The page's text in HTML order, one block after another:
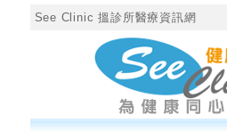
See Clinic 搵診所醫療資訊網
所